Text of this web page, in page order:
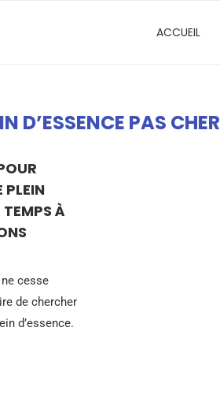
ACCUEIL
D’ESSENCE PAS CHER
PLEIN
TEMPS À
cesse
de chercher
d’essence.